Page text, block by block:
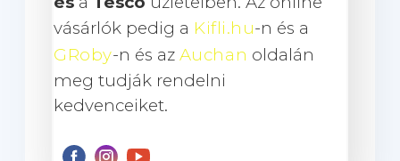
vásárlók pedig a Kifli.hu-n és a
GRoby-n és az Auchan oldalán
meg tudják rendelni
kedvenceiket.